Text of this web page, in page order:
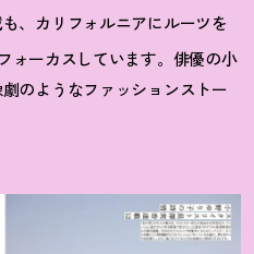
、カリフォルニアにルーツを
ォーカスしています。俳優の小
のようなファッションストー